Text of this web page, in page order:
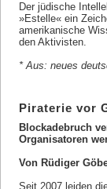
Der jüdische
»Estelle« ein
amerikanische
den Aktivisten.
* Aus: neues
Piraterie vor
Blockadebruch
Organisatoren
Von Rüdiger
Seit 2007 leiden